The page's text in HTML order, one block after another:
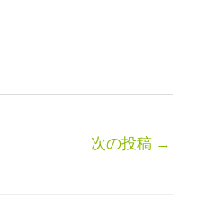
次の投稿 →